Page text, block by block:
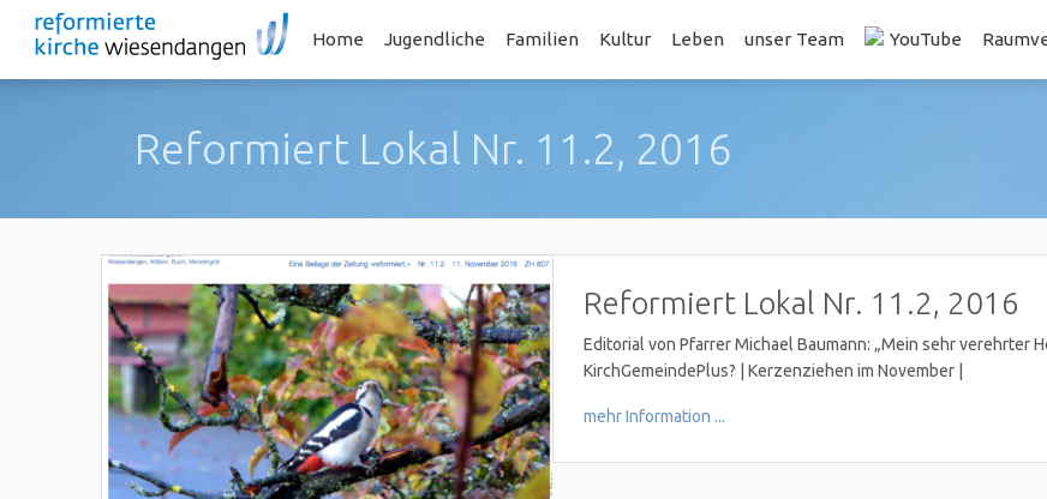
Home Jugendliche Familien Kultur Leben unser Team YouTube
Reformiert Lokal Nr. 11.2, 2016
Reformiert Lokal Nr. 11.2, 2016
Editorial von Pfarrer Michael Baumann: „Mein sehr verehrter
KirchGemeindePlus? | Kerzenziehen im November |
mehr Information ...